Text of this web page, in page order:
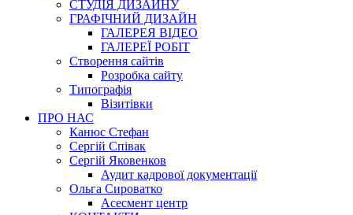
СТУДІЯ ДИЗАЙНУ
ГРАФІЧНИЙ ДИЗАЙН
ГАЛЕРЕЯ ВІДЕО
ГАЛЕРЕЇ РОБІТ
Створення сайтів
Розробка сайту
Типографія
Візитівки
ПРО НАС
Канюс Стефан
Сергій Співак
Сергій Яковенков
Аудит кадрової документації
Ольга Сироватко
Асесмент центр